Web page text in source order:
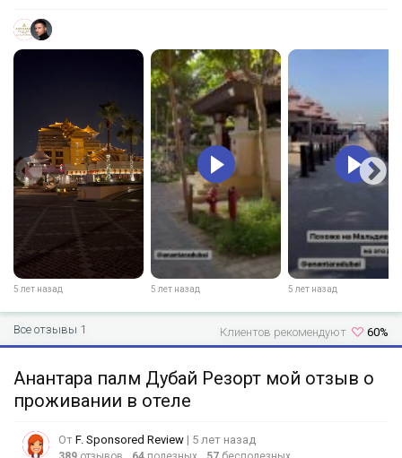
5 лет назад 5 лет назад 5 лет назад
Все отзывы 1 60%
Клиентов рекомендуют
Анантара палм Дубай Резорт мой отзыв о
проживании в отеле
От F. Sponsored Review | 5 лет назад